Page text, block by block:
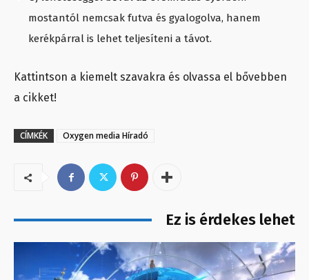
mostantól nemcsak futva és gyalogolva, hanem
kerékpárral is lehet teljesíteni a távot.
Kattintson a kiemelt szavakra és olvassa el bővebben
a cikket!
CÍMKÉK Oxygen media Híradó
Ez is érdekes lehet